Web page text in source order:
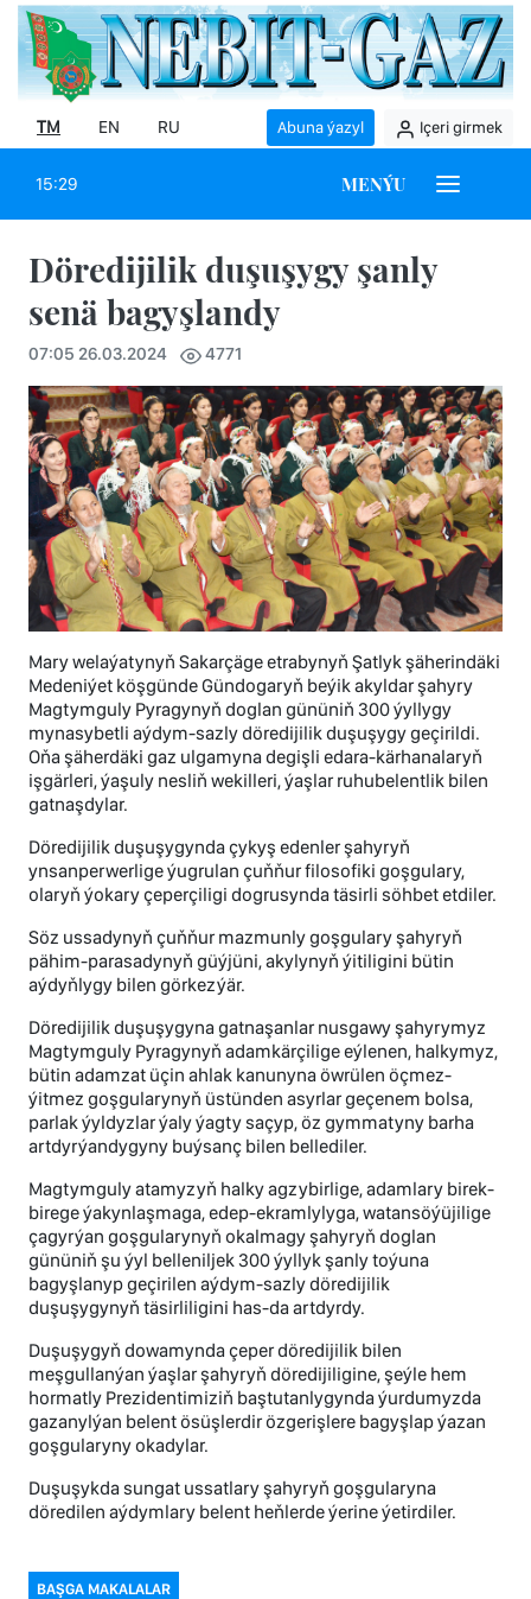
TM EN RU Abuna ýazyl Içeri girmek
15:29 MENÝU
Döredijilik duşuşygy şanly
senä bagyşlandy
07:05 26.03.2024 4771
Mary welaýatynyň Sakarçäge etrabynyň Şatlyk şäherindäki
Medeniýet köşgünde Gündogaryň beýik akyldar şahyry
Magtymguly Pyragynyň doglan gününiň 300 ýyllygy
mynasybetli aýdym-sazly döredijilik duşuşygy geçirildi.
Oňa şäherdäki gaz ulgamyna degişli edara-kärhanalaryň
işgärleri, ýaşuly nesliň wekilleri, ýaşlar ruhubelentlik bilen
gatnaşdylar.
Döredijilik duşuşygynda çykyş edenler şahyryň
ynsanperwerlige ýugrulan çuňňur filosofiki goşgulary,
olaryň ýokary çeperçiligi dogrusynda täsirli söhbet etdiler.
Söz ussadynyň çuňňur mazmunly goşgulary şahyryň
pähim-parasadynyň güýjüni, akylynyň ýitiligini bütin
aýdyňlygy bilen görkezýär.
Döredijilik duşuşygyna gatnaşanlar nusgawy şahyrymyz
Magtymguly Pyragynyň adamkärçilige eýlenen, halkymyz,
bütin adamzat üçin ahlak kanunyna öwrülen öçmez-
ýitmez goşgularynyň üstünden asyrlar geçenem bolsa,
parlak ýyldyzlar ýaly ýagty saçyp, öz gymmatyny barha
artdyrýandygyny buýsanç bilen bellediler.
Magtymguly atamyzyň halky agzybirlige, adamlary birek-
birege ýakynlaşmaga, edep-ekramlylyga, watansöýüjilige
çagyrýan goşgularynyň okalmagy şahyryň doglan
gününiň şu ýyl belleniljek 300 ýyllyk şanly toýuna
bagyşlanyp geçirilen aýdym-sazly döredijilik
duşuşygynyň täsirliligini has-da artdyrdy.
Duşuşygyň dowamynda çeper döredijilik bilen
meşgullanýan ýaşlar şahyryň döredijiligine, şeýle hem
hormatly Prezidentimiziň baştutanlygynda ýurdumyzda
gazanylýan belent ösüşlerdir özgerişlere bagyşlap ýazan
goşgularyny okadylar.
Duşuşykda sungat ussatlary şahyryň goşgularyna
döredilen aýdymlary belent heňlerde ýerine ýetirdiler.
BAŞGA MAKALALAR